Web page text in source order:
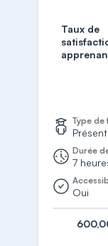
Taux de
Type
Durée
7
Oui